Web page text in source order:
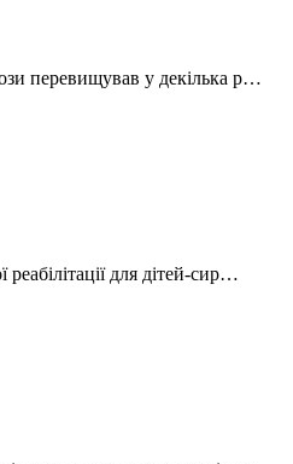
перевищував у декілька р…
для дітей-сир…